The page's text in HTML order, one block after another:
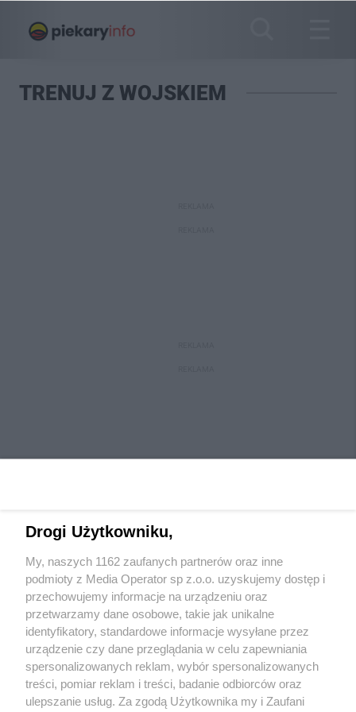
TRENUJ Z WOJSKIEM
Wydawca mediówlokalnych
Nie zapomnij
zapoznać się z:
polityką prywatności regulamin korzystania z portali
Twojemiasto Skontaktuj się z nami
Drogi Użytkowniku,
My, naszych 1162 zaufanych partnerów oraz inne
podmioty z Media Operator sp z.o.o. uzyskujemy dostęp i
przechowujemy informacje na urządzeniu oraz
przetwarzamy dane osobowe, takie jak unikalne
identyfikatory, standardowe informacje wysyłane przez
urządzenie czy dane przeglądania w celu zapewniania
spersonalizowanych reklam, wybór spersonalizowanych
treści, pomiar reklam i treści, badanie odbiorców oraz
ulepszanie usług. Za zgodą Użytkownika my i Zaufani